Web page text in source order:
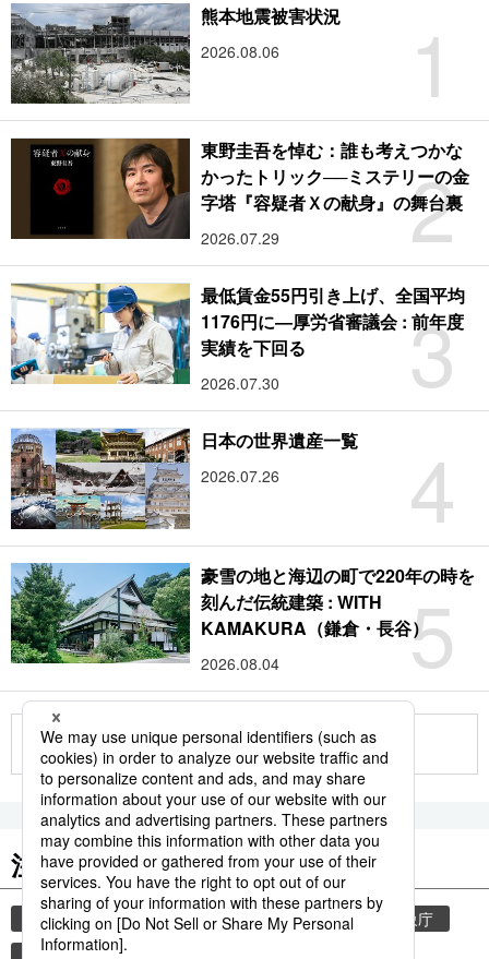
1
熊本地震被害状況
2026.08.06
2
東野圭吾を悼む：誰も考えつかな
かったトリック──ミステリーの金
字塔『容疑者Ｘの献身』の舞台裏
2026.07.29
3
最低賃金55円引き上げ、全国平均
1176円に―厚労省審議会 : 前年度
実績を下回る
2026.07.30
4
日本の世界遺産一覧
2026.07.26
5
豪雪の地と海辺の町で220年の時を
刻んだ伝統建築 : WITH
KAMAKURA（鎌倉・長谷）
2026.08.04
もっと見る
注目のキーワード
共同通信ニュース 和食 気象・災害
気象庁